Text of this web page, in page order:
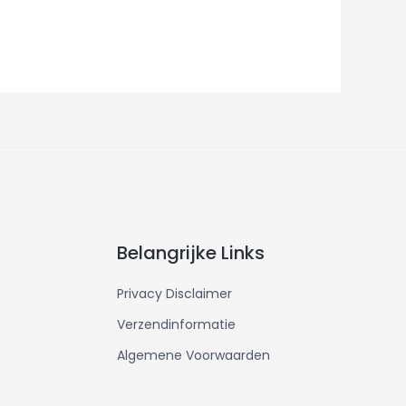
Belangrijke Links
Privacy Disclaimer
Verzendinformatie
Algemene Voorwaarden